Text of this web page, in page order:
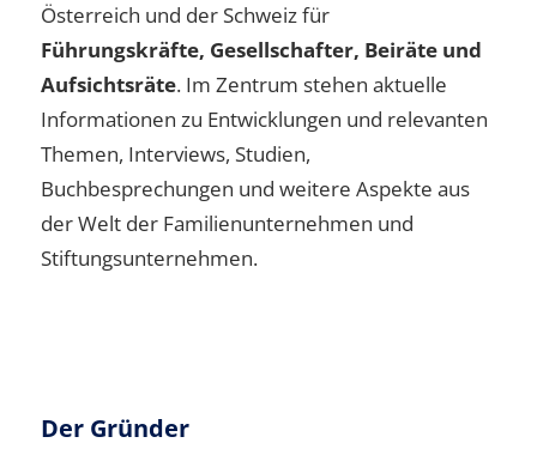
Österreich und der Schweiz für
Führungskräfte, Gesellschafter, Beiräte und
Aufsichtsräte. Im Zentrum stehen aktuelle
Informationen zu Entwicklungen und relevanten
Themen, Interviews, Studien,
Buchbesprechungen und weitere Aspekte aus
der Welt der Familienunternehmen und
Stiftungsunternehmen.
Der Gründer